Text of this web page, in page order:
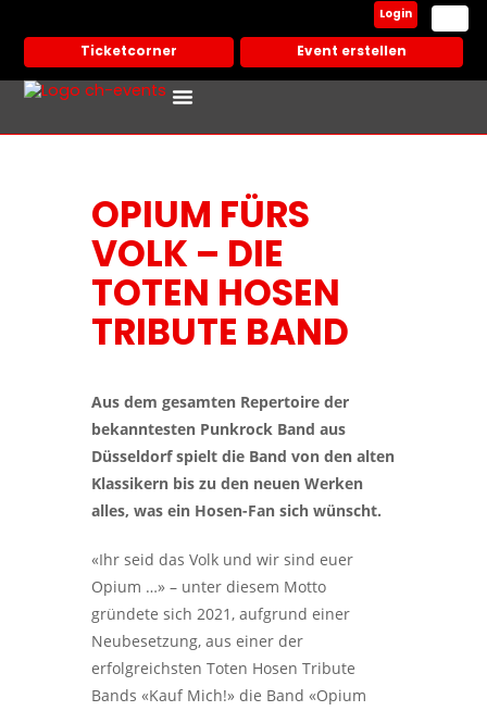
Ticketcorner Event erstellen
Login
OPIUM FÜRS
VOLK – DIE
TOTEN HOSEN
TRIBUTE BAND
Aus dem gesamten Repertoire der
bekanntesten Punkrock Band aus
Düsseldorf spielt die Band von den alten
Klassikern bis zu den neuen Werken
alles, was ein Hosen-Fan sich wünscht.
«Ihr seid das Volk und wir sind euer
Opium …» – unter diesem Motto
gründete sich 2021, aufgrund einer
Neubesetzung, aus einer der
erfolgreichsten Toten Hosen Tribute
Bands «Kauf Mich!» die Band «Opium